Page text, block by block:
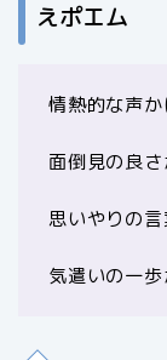
えポエム
情熱的な声
面倒見の良
思いやりの
気遣いの一